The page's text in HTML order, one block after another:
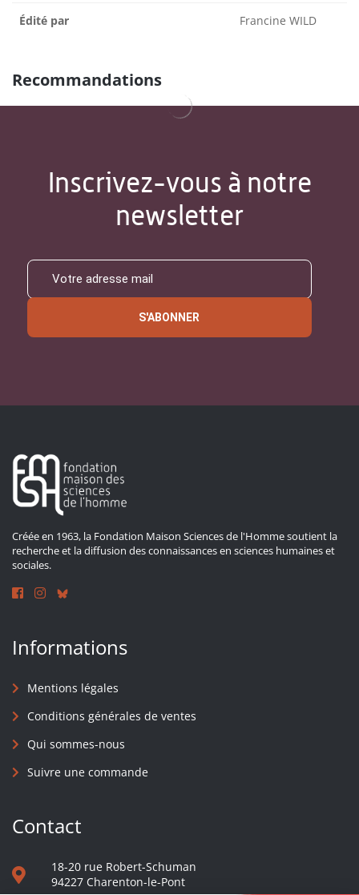
Édité par Francine WILD
Recommandations
Inscrivez-vous à notre
newsletter
S'ABONNER
Créée en 1963, la Fondation Maison Sciences de l'Homme soutient la
recherche et la diffusion des connaissances en sciences humaines et
sociales.
Informations
Mentions légales
Conditions générales de ventes
Qui sommes-nous
Suivre une commande
Contact
18-20 rue Robert-Schuman
94227 Charenton-le-Pont